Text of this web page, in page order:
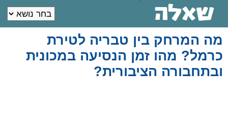
מה המרחק בין טבריה לטירת
כרמל? מהו זמן הנסיעה במכונית
ובתחבורה הציבורית?